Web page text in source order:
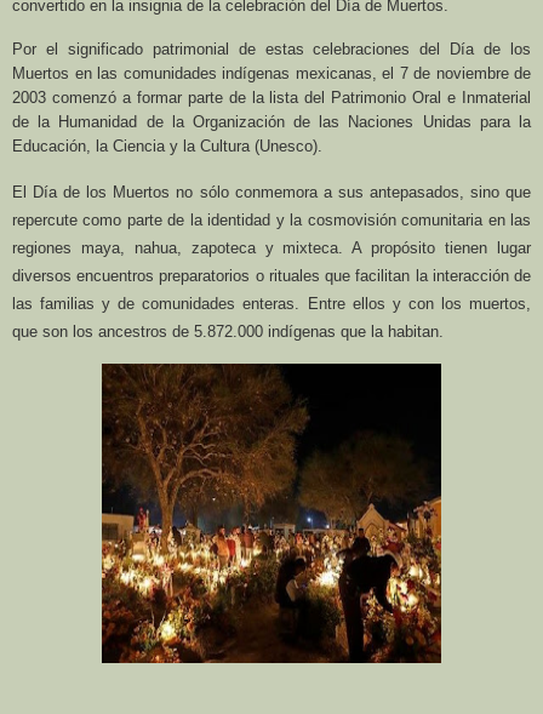
convertido en la insignia de la celebración del Día de Muertos.
Por el significado patrimonial de estas celebraciones del Día de los
Muertos en las comunidades indígenas mexicanas, el 7 de noviembre de
2003 comenzó a formar parte de la lista del Patrimonio Oral e Inmaterial
de la Humanidad de la Organización de las Naciones Unidas para la
Educación, la Ciencia y la Cultura (Unesco).
El Día de los Muertos no sólo conmemora a sus antepasados, sino que
repercute como parte de la identidad y la cosmovisión comunitaria en las
regiones maya, nahua, zapoteca y mixteca. A propósito tienen lugar
diversos encuentros preparatorios o rituales que facilitan la interacción de
las familias y de comunidades enteras. Entre ellos y con los muertos,
que son los ancestros de 5.872.000 indígenas que la habitan.